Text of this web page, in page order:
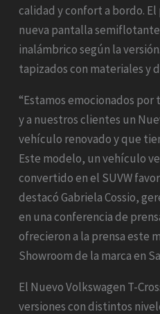
calidad y confort a bordo.
nueva pantalla
inalámbrico según la
tapizados con materiales y
“Estamos emocionados
y a nuestros clientes un
vehículo renovado y que
Este modelo, un vehículo
convertido en el SUVW
destacó Gabriela Cossio,
en una conferencia de
ofrecieron a la prensa este
Showroom de la marca en
El Nuevo Volkswagen T-
versiones con distintos